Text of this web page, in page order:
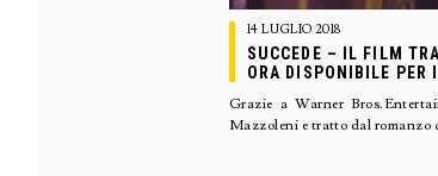
14 LUGLIO 2018
SUCCEDE – IL FILM
ORA DISPONIBILE PER
Grazie a Warner
Mazzoleni e tratto dal romanzo